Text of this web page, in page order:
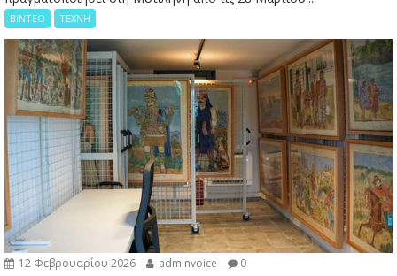
ΒΙΝΤΕΟ ΤΕΧΝΗ
12 Φεβρουαρίου 2026 adminvoice 0